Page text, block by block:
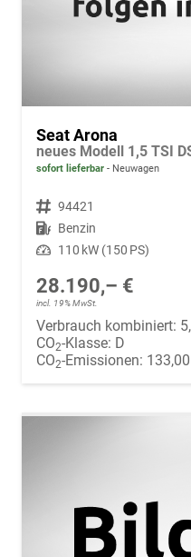
Seat Arona
neues Modell 1,5 TSI
sofort lieferbar Neuwagen
Fahrzeugnr. 94421
Kraftstoff Benzin
Leistung 110 kW (150 PS)
28.190,– €
incl. 19% MwSt.
Verbrauch kombiniert:
CO2-Klasse: D
CO2-Emissionen: